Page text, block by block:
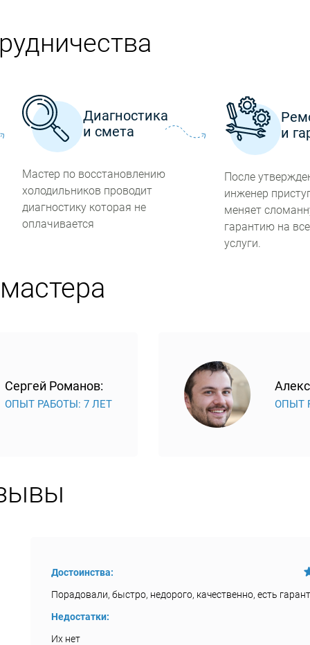
Диагностика
и смета
Мастер по восстановлению
холодильников проводит
диагностику которая не
оплачивается
и
После
инженер
меняет
гарантию на
услуги.
Сергей Романов:
ОПЫТ РАБОТЫ: 7 ЛЕТ ОПЫТ
Достоинства:
Порадовали, быстро, недорого, качественно, есть
Недостатки:
Их нет